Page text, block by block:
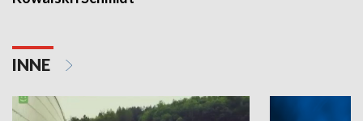
INNE